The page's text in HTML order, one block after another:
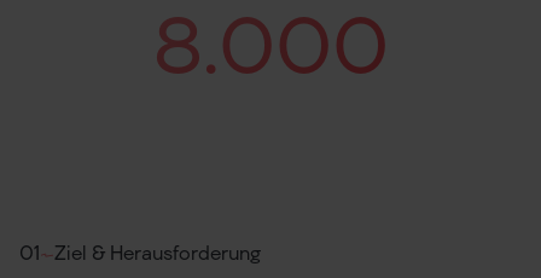
8.000
01 Ziel & Herausforderung